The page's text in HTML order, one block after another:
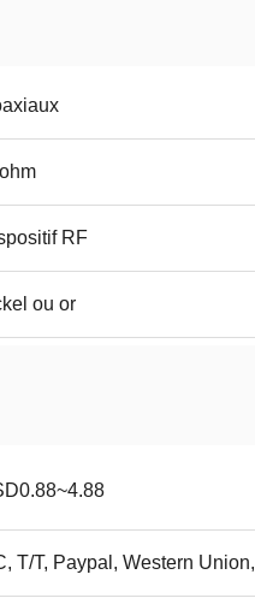
RF
ou or
T/T, Paypal, Western Union,